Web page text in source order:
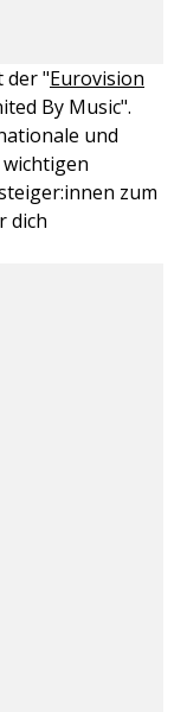
der "Eurovision
By Music".
und
zum
dich